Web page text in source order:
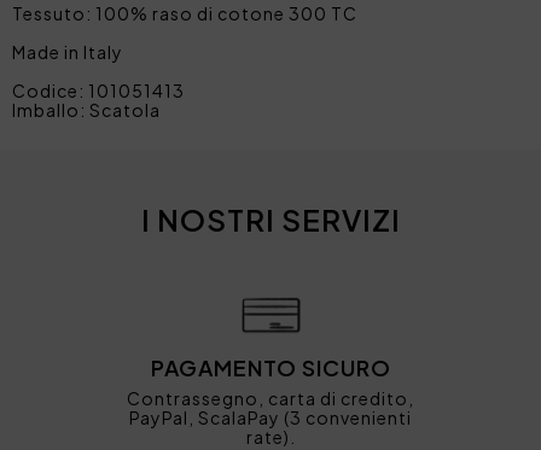
Tessuto: 100% raso di cotone 300 TC
Made in Italy
Codice: 101051413
Imballo: Scatola
I NOSTRI SERVIZI
PAGAMENTO SICURO
Contrassegno, carta di credito,
PayPal, ScalaPay (3 convenienti
rate).